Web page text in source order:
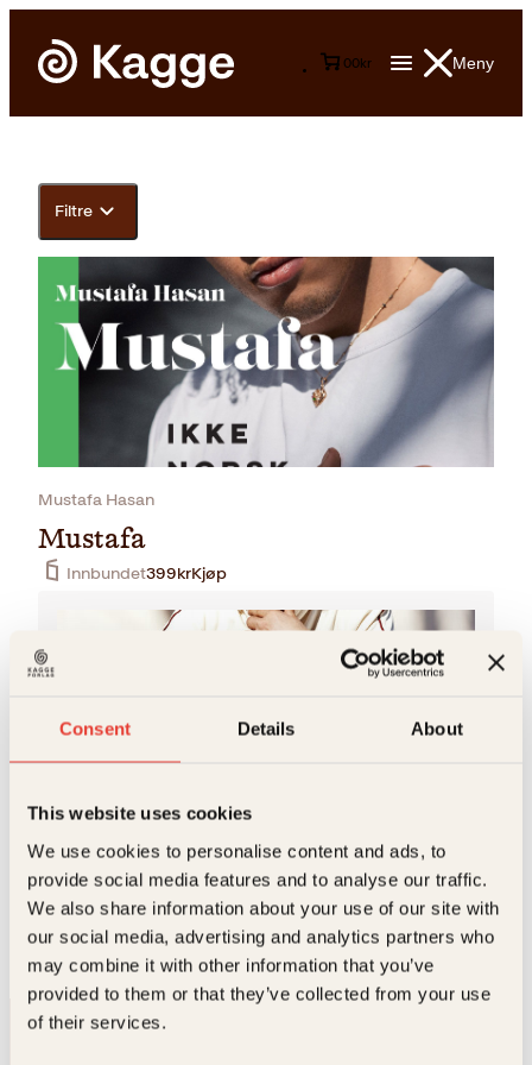
Consent Details About
This website uses cookies
We use cookies to personalise content and ads, to
provide social media features and to analyse our traffic.
We also share information about your use of our site with
our social media, advertising and analytics partners who
may combine it with other information that you’ve
provided to them or that they’ve collected from your use
of their services.
Meny
00kr
Filtre
Mustafa Hasan
Mustafa
Innbundet399krKjøp
Mustafa Hasan
MUSTAFA HASAN (f. 2002) har vokst opp i Asker. Fra
han var ti år gammel har han kjempet for å bli norsk
statsborger. Saken…